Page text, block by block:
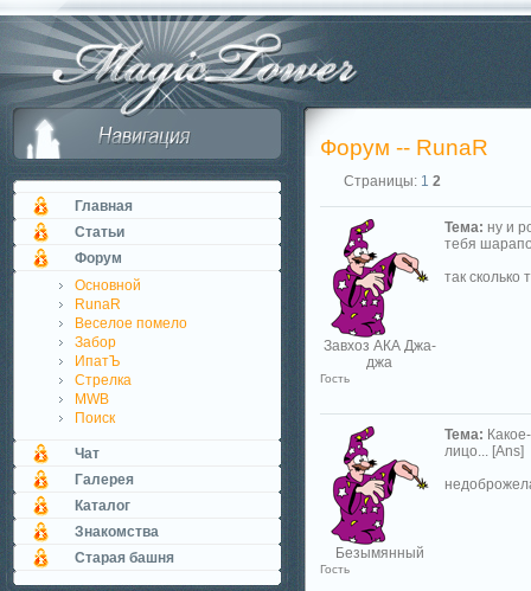
Главная
Статьи
Форум
Основной
RunaR
Веселое помело
Забор
ИпатЪ
Стрелка
MWB
Поиск
Чат
Галерея
Каталог
Знакомства
Старая башня
Форум -- RunaR
Страницы: 1 2
Завхоз АКА Джа-
джа
Гость
Тема: ну и
тебя
так сколько
Безымянный
Гость
Тема:
лицо... [Ans]